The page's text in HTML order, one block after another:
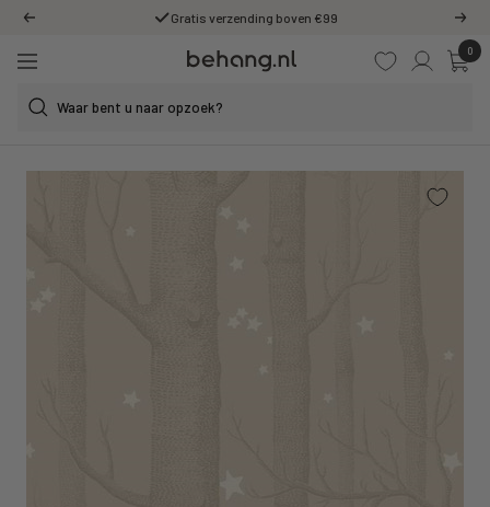
naar
content
Vorige Gratis verzending boven €99
0
Behang.nl
Navigatie